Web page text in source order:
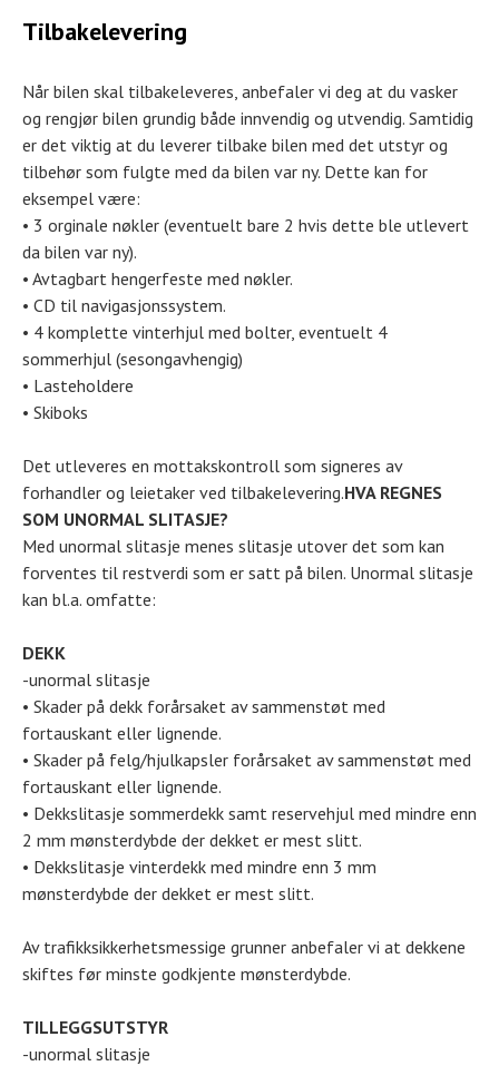
Tilbakelevering
Når bilen skal tilbakeleveres, anbefaler vi deg at du vasker
og rengjør bilen grundig både innvendig og utvendig. Samtidig
er det viktig at du leverer tilbake bilen med det utstyr og
tilbehør som fulgte med da bilen var ny. Dette kan for
eksempel være:
• 3 orginale nøkler (eventuelt bare 2 hvis dette ble utlevert
da bilen var ny).
• Avtagbart hengerfeste med nøkler.
• CD til navigasjonssystem.
• 4 komplette vinterhjul med bolter, eventuelt 4
sommerhjul (sesongavhengig)
• Lasteholdere
• Skiboks
Det utleveres en mottakskontroll som signeres av
forhandler og leietaker ved tilbakelevering.HVA REGNES
SOM UNORMAL SLITASJE?
Med unormal slitasje menes slitasje utover det som kan
forventes til restverdi som er satt på bilen. Unormal slitasje
kan bl.a. omfatte:
DEKK
-unormal slitasje
• Skader på dekk forårsaket av sammenstøt med
fortauskant eller lignende.
• Skader på felg/hjulkapsler forårsaket av sammenstøt med
fortauskant eller lignende.
• Dekkslitasje sommerdekk samt reservehjul med mindre enn
2 mm mønsterdybde der dekket er mest slitt.
• Dekkslitasje vinterdekk med mindre enn 3 mm
mønsterdybde der dekket er mest slitt.
Av trafikksikkerhetsmessige grunner anbefaler vi at dekkene
skiftes før minste godkjente mønsterdybde.
TILLEGGSUTSTYR
-unormal slitasje